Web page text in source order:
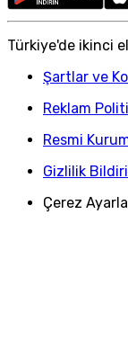
Türkiye'de ikinci
Şartlar ve
Reklam
Resmi
Gizlilik
Çerez